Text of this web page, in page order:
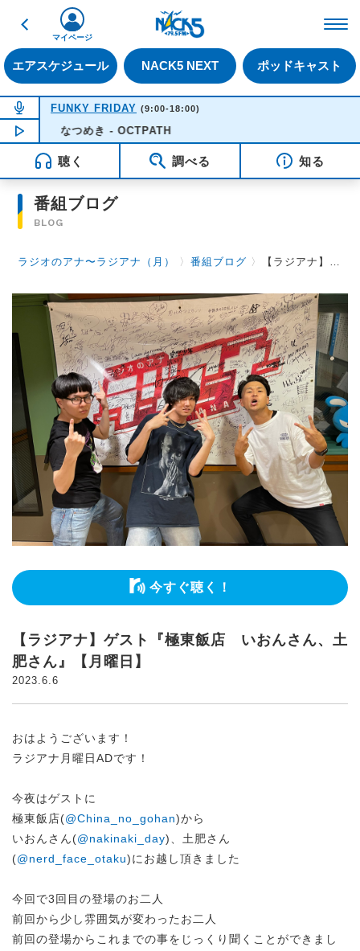
戻る
エアスケジュール NACK5 NEXT ポッドキャスト
マイページ
NOW ON AIR
FUNKY FRIDAY (9:00-18:00)
NOW PLAYING09:55
なつめき - OCTPATH
聴く 調べる 知る
番組ブログ
BLOG
ラジオのアナ〜ラジアナ（月） 〉番組ブログ 〉 【ラジアナ】ゲスト『極東飯店 いおんさん、土肥さん』【月曜日】
今すぐ聴く！
【ラジアナ】ゲスト『極東飯店 いおんさん、土
肥さん』【月曜日】
2023.6.6
おはようございます！
ラジアナ月曜日ADです！
今夜はゲストに
極東飯店(@China_no_gohan)から
いおんさん(@nakinaki_day)、土肥さん
(@nerd_face_otaku)にお越し頂きました
今回で3回目の登場のお二人
前回から少し雰囲気が変わったお二人
前回の登場からこれまでの事をじっくり聞くことができまし